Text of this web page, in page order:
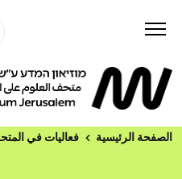
الصفحة الرئيسية فعاليات في